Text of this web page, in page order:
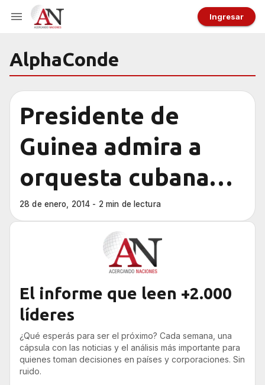
Ingresar
AlphaConde
Presidente de
Guinea admira a
orquesta cubana
Aragón
28 de enero, 2014 - 2 min de lectura
El informe que leen +2.000
líderes
¿Qué esperás para ser el próximo? Cada semana, una
cápsula con las noticias y el análisis más importante para
quienes toman decisiones en países y corporaciones. Sin
ruido.